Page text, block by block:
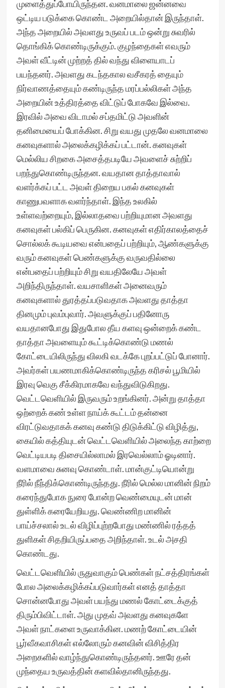
முளைத்துப்போயிருந்தன. வனமாலை ஜன்னவை
ஒட்டிய படுக்கை கொண்ட அறையில்தான் இருந்தாள்.
அந்த அறையில் அவளது உருவப் படம் ஒன்று சுவரில்
தொங்கிக் கொண்டிருக்கும். குழந்தைகள் எவரும்
அவள் வீட்டின் முற்றத் தில் வந்து விளையாடப்
பயந்தனர். அவளது கடந்தகால வசீகரத் தையும்
நிர்வாணத்தையும் கண்டிருந்த மரப்பல்லிகள் அந்த
அறையின் உத்திரத்தை விட்டுப் போகவே இல்வை.
இரவில் அவை விடாமல் சப்தமிட்டு அவளின்
தனிமையைப் போக்கின. சிறு வயது முதலே வனமாலை
கனவுகளால் அலைக்கழிக்கப் பட்டான். கனவுகள்
மெல்லிய சிறகை அசைத்தபடியே அவளைச் சுற்றிப்
பறந்துகொண்டிருந்தன. வயதான தாத்தாவால்
வளர்க்கப் பட்ட அவள் திறைய பகல் கனவுகள்
காணுபவளாக வளர்ந்தாள். இந்த உலகில்
உள்ளவற்றையும், இல்லாதவை பற்றியுமான அவளது
கனவுகள் பல்கிப் பெருகின. கனவுகள் எதிர்காலத்தைச்
சொல்லக் கூடியவை என்பதைப் பற்றியும், ஆண்களுக்கு
வரும் கனவுகள் பெண்களுக்கு வருவதில்லை
என்பதைப் பற்றியும் சிறு வயதிலேயே அவள்
அறிந்திருந்தாள். வயசாளிகள் அனைவரும்
கனவுகளால் துரத்தப்படுவதாக அவளது தாத்தா
தினமும் புவம்புவார். அவளுக்குப் பதினோரு
வயதானபோது இதுபோல தீய களவு ஒன்றைக் கண்ட
தாத்தா அவளையும் கூட்டிக்கொண்டு மணல்
கோட்டையிலிருந்து விலகி வடக்கே புறப்பட்டுப் போனார்.
அவர்கள் பயணமாகிக்கொண்டிருந்த கரிசல் பூமியில்
இரவு வெகு சீக்கிரமாகவே வந்துவிடுகிறது.
வெட்டவெளியில் இருவரும் உறங்கினர். அன்று தாத்தா
ஒற்றைக் கண் உள்ள நாய்க் கூட்டம் தன்னை
விரட்டுவதாகக் கனவு கண்டு திடுக்கிட்டு விழித்து,
கையில் கத்தியுடன் வெட்டவெளியில் அலைந்த காற்றை
வெட்டியபடி திசையில்லாமல் இரவெல்லாம் ஓடினார்.
வளமாவை சுனவு கொண்டாள். மான்குட்டியொன்று
நீரில் நீந்திக்கொண்டிருந்தது. நீரில் மெல்ல மானின் நிறம்
கரைந்துபோக நுரை போன்ற வெண்மையுடன் மான்
துள்ளிக் கரையேறியது. வெண்ணிற மானின்
பாய்ச்சலால் உடல் விழிப்புற்றபோது மண்ணில் ரத்தத்
துளிகள் சிதறியிருப்பதை அறிந்தாள். உடல் அசதி
கொண்டது.
வெட்டவெளியில் ருதுவாகும் பெண்கள் நட்சத்திரங்கள்
போல அலைக்கழிக்கப்படுவார்கள் எனத் தாத்தா
சொன்னபோது அவள் பயந்து மணல் கோட்டைக்குத்
திரும்பிவிட்டாள். அது முதவ் அவளது கனவுகளே
அவள் நாட்களை உருவாக்கின. மணற் கோட்டையின்
பூர்வீகவாசிகள் எல்லோரும் கனவின் விசித்திர
அறைகளில் வாழ்ந்துகொண்டிருந்தனர். ஊரே தன்
முந்தைய உருவத்தின் களவில்தானிருந்தது.